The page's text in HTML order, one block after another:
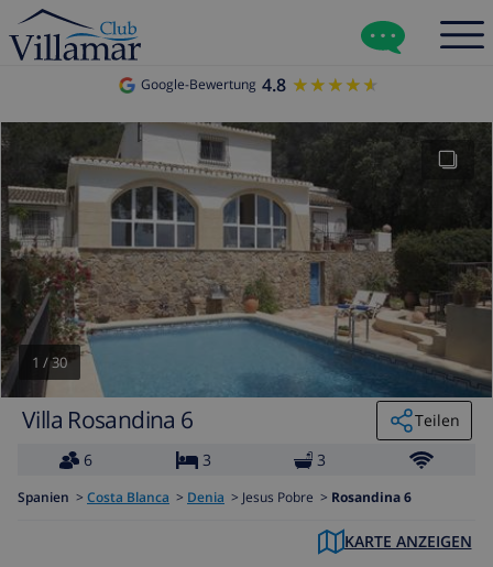
Google-Bewertung 4.8 ★★★★★
★★★★★
1 /30
Villa Rosandina 6
Teilen
6
3 3
Spanien > Costa Blanca > Denia > Jesus Pobre > Rosandina 6
KARTE ANZEIGEN